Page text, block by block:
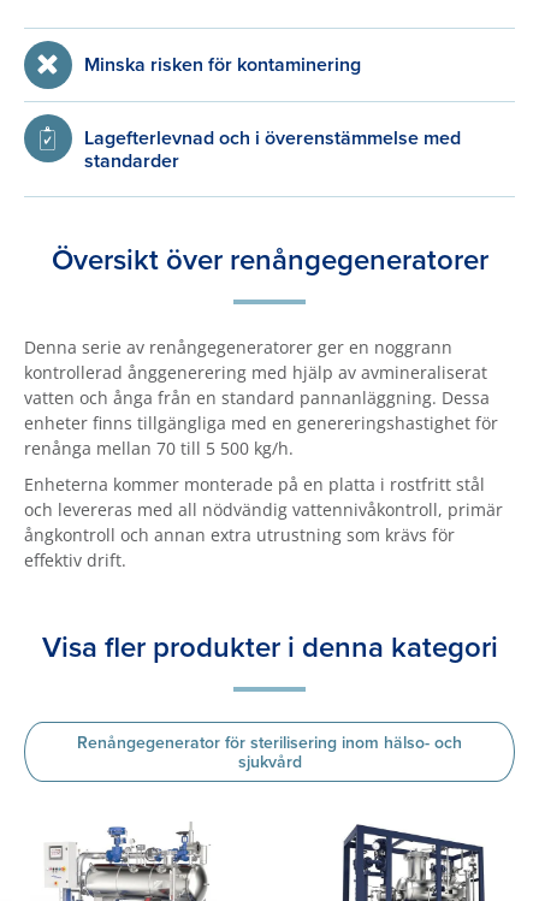
Minska risken för kontaminering
Lagefterlevnad och i överenstämmelse med
standarder
Översikt över renångegeneratorer
Denna serie av renångegeneratorer ger en noggrann
kontrollerad ånggenerering med hjälp av avmineraliserat
vatten och ånga från en standard pannanläggning. Dessa
enheter finns tillgängliga med en genereringshastighet för
renånga mellan 70 till 5 500 kg/h.
Enheterna kommer monterade på en platta i rostfritt stål
och levereras med all nödvändig vattennivåkontroll, primär
ångkontroll och annan extra utrustning som krävs för
effektiv drift.
Visa fler produkter i denna kategori
Renångegenerator för sterilisering inom hälso- och
sjukvård